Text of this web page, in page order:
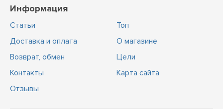
Информация
Статьи
Доставка и оплата
Возврат, обмен
Контакты
Отзывы
Топ
О магазине
Цели
Карта сайта